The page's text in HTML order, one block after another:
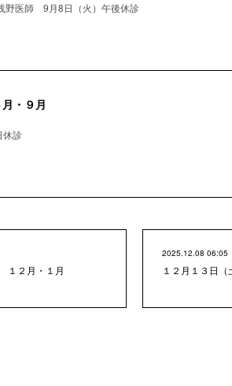
師 9月8日（火）午後休診
・９月
診
２月・１月
2025.12.08 06:05
１２月１３日（